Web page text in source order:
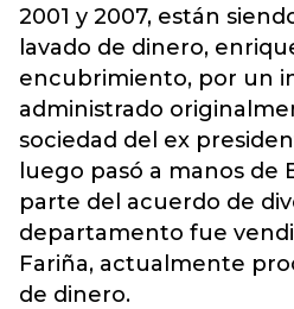
2001 y 2007, están
lavado de dinero,
encubrimiento, por un
administrado
sociedad del ex
luego pasó a manos de
parte del acuerdo de
departamento fue
Fariña, actualmente
de dinero.